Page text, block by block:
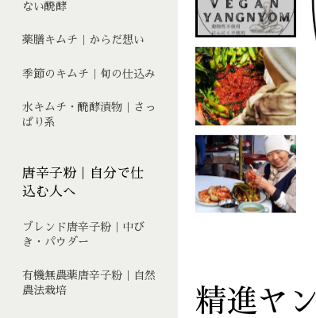
ない醗酵
薬膳キムチ｜からだ想い
季節のキムチ｜旬の仕込み
水キムチ・醗酵漬物｜さっ
ぱり系
唐辛子粉｜自分で仕
込む人へ
ブレンド唐辛子粉｜中び
き・パウダー
有機無農薬唐辛子粉｜自然
農法栽培
精進ヤ